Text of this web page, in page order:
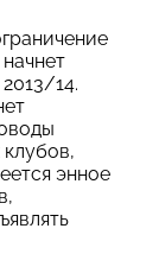
14.
энное